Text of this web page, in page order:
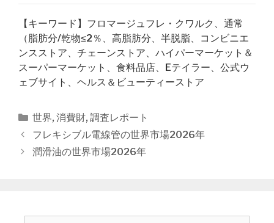
【キーワード】フロマージュフレ・クワルク、通常
（脂肪分/乾物≤2％、高脂肪分、半脱脂、コンビニエ
ンスストア、チェーンストア、ハイパーマーケット＆
スーパーマーケット、食料品店、Eテイラー、公式ウ
ェブサイト、ヘルス＆ビューティーストア
カ
テ
ゴ
リ
世界, 消費財, 調査レポート
投
稿
フレキシブル電線管の世界市場2026年
潤滑油の世界市場2026年